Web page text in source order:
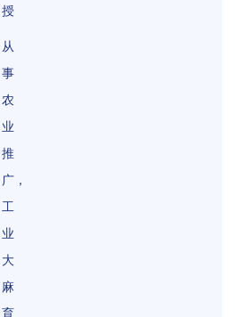
授
从
事
农
业
推
广，
工
业
大
麻
育